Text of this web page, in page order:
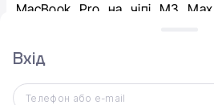
MacBook Pro на чіпі М3 Max
Вхід
Телефон або e-mail